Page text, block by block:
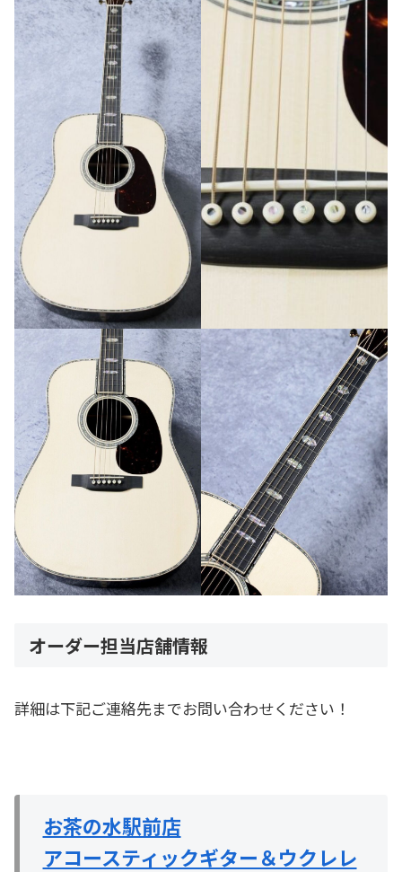
オーダー担当店舗情報
詳細は下記ご連絡先までお問い合わせください！
お茶の水駅前店
アコースティックギター＆ウクレレ